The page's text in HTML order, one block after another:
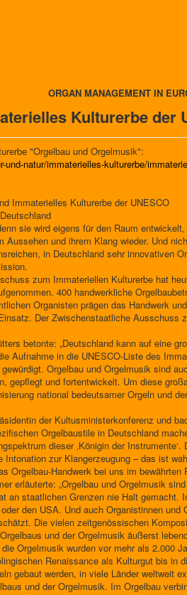
ORGAN MANAGEMENT IN
Kulturerbe der
"Orgelbau und Orgelmusik":
und-natur/immaterielles-kulturerbe/
Immaterielles Kulturerbe der UNESCO
sie wird eigens für den Raum
Aussehen und ihrem Klang wieder. Und
in Deutschland sehr innovativen
zum Immateriellen Kulturerbe hat
400 handwerkliche
Organisten prägen das Handwerk
Der Zwischenstaatliche
betonte: „Deutschland kann auf eine
Aufnahme in die UNESCO-Liste des
Orgelbau und Orgelmusik sind
gepflegt und fortentwickelt. Um diese
national bedeutsamer Orgeln und
der Kultusministerkonferenz und
Orgelbaustile in Deutschland
dieser ‚Königin der
Intonation zur Klangerzeugung – das ist
Orgelbau-Handwerk bei uns im bewährten
erläuterte: „Orgelbau und Orgelmusik
an staatlichen Grenzen nie Halt
den USA. Und auch Organistinnen
Die vielen zeitgenössischen
und der Orgelmusik äußerst
Orgelmusik wurden vor mehr als 2.000
Renaissance als Kulturgut bis in
gebaut werden, in viele Länder weltweit
und der Orgelmusik. Im Orgelbau